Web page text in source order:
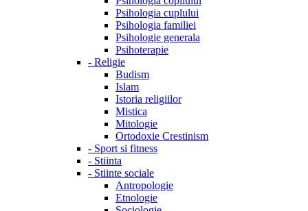
Psihologia cuplului
Psihologia familiei
Psihologie generala
Psihoterapie
- Religie
Budism
Islam
Istoria religiilor
Mistica
Mitologie
Ortodoxie Crestinism
- Sport si fitness
- Stiinta
- Stiinte sociale
Antropologie
Etnologie